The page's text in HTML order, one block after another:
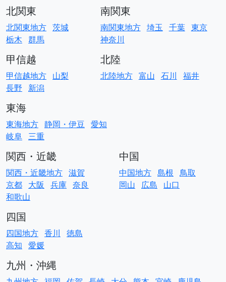
北関東
北関東地方 茨城
栃木 群馬
南関東
南関東地方 埼玉 千葉 東京
神奈川
甲信越
甲信越地方 山梨
長野
新潟
北陸
北陸地方 富山 石川 福井
東海
東海地方 静岡・伊豆 愛知
岐阜 三重
関西・近畿
関西・近畿地方 滋賀
京都 大阪 兵庫 奈良
和歌山
中国
中国地方 島根 鳥取
岡山
広島 山口
四国
四国地方 香川
徳島
高知 愛媛
九州・沖縄